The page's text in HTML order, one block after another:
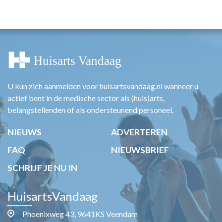
TARIEVEN
MEDISCHE VAKHANDEL
REGISTRATIE
U kun zich aanmelden voor huisartsvandaag.nl wanneer u
actief bent in de medische sector als (huis)arts,
belangstellenden of als ondersteunend personeel.
NIEUWS
ADVERTEREN
FAQ
NIEUWSBRIEF
SCHRIJF JE NU IN
HuisartsVandaag
Phoenixweg 43, 9641KS Veendam